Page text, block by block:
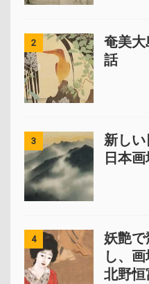
2
奄美
話
3
新し
日本
4
妖艶で
し、
北野恒